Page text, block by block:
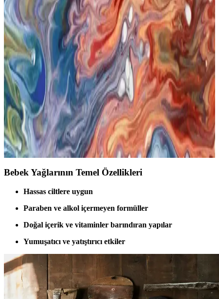
Eyüp Sabri Tuncer Bebek Yağı: Doğal İçeriklerle
Güvenilir Cilt Bakımı Seçeneği
Eyüp Sabri Tuncer’in doğal zeytinyağlı bebek yağı, hassas ciltleri
koruyan, nemlendiren ve dermatolojik olarak test edilmiş güvenilir
bir bakım ürünüdür. Her yaşta kullanıma uygun, doğal içeriklerle
formüle edilmiştir.
Mustela Bebek Yağı 100 ml: Doğal ve Güvenilir
Bebek Cilt Bakım Ürünü
Mustela Bebek Yağı 100 ml, doğal içerikleriyle kuru ve hassas
bebek ciltlerini nemlendirir, yatıştırır ve korur. Hafif yapısı sayesinde
kolay emilir, güvenli ve pratik kullanımıyla ebeveynlerin favorisi
olur.
Bebek Yağlarının Temel Özellikleri
Hassas ciltlere uygun
Paraben ve alkol içermeyen formüller
Doğal içerik ve vitaminler barındıran yapılar
Yumuşatıcı ve yatıştırıcı etkiler